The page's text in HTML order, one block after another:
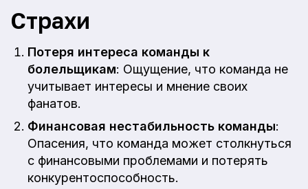
Страхи
Потеря интереса команды к
болельщикам: Ощущение, что команда не
учитывает интересы и мнение своих
фанатов.
Финансовая нестабильность команды:
Опасения, что команда может столкнуться
с финансовыми проблемами и потерять
конкурентоспособность.